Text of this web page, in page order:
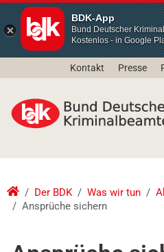
BDK-App
Bund Deutscher
Kostenlos - in Google
Kontakt Presse
Der BDK Was wir tun
Ansprüche sichern